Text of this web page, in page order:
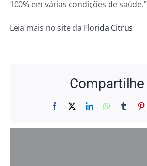
100% em várias condições de saúde.”
Leia mais no site da Florida Citrus
Compartilhe
Facebook LinkedInWhatsApp
Tumblr